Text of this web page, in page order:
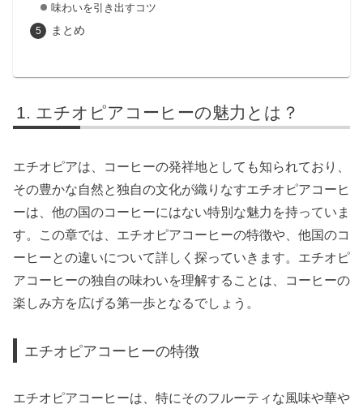
味わいを引き出すコツ
まとめ
エチオピアコーヒーの魅力とは？
エチオピアは、コーヒーの発祥地としても知られており、
その豊かな自然と独自の文化が織りなすエチオピアコーヒ
ーは、他の国のコーヒーにはない特別な魅力を持っていま
す。この章では、エチオピアコーヒーの特徴や、他国のコ
ーヒーとの違いについて詳しく探っていきます。エチオピ
アコーヒーの独自の味わいを理解することは、コーヒーの
楽しみ方を広げる第一歩となるでしょう。
エチオピアコーヒーの特徴
エチオピアコーヒーは、特にそのフルーティな風味や華や